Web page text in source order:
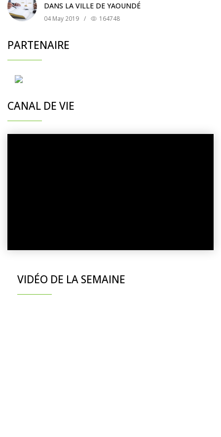
DANS LA VILLE DE YAOUNDÉ
04 May 2019 / 164748
PARTENAIRE
CANAL DE VIE
VIDÉO DE LA SEMAINE